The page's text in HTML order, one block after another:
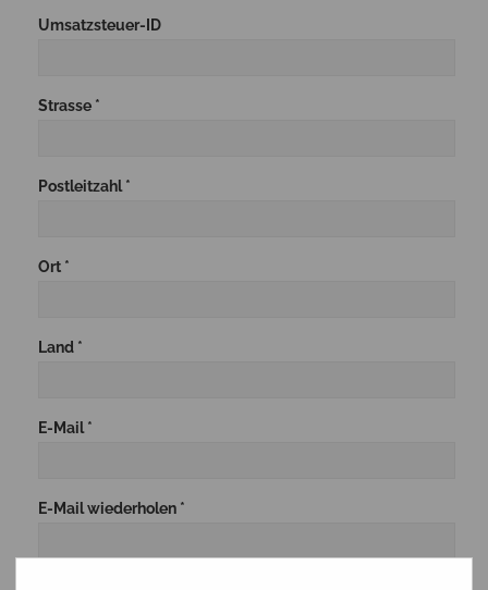
Umsatzsteuer-ID
Strasse *
Postleitzahl *
Ort *
Land *
E-Mail *
E-Mail wiederholen *